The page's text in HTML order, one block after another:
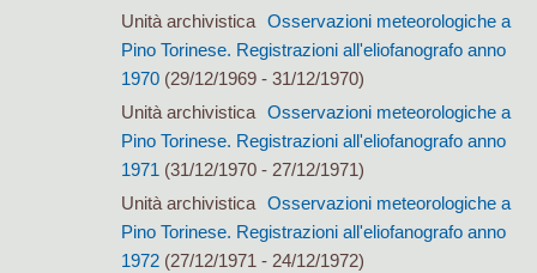
Unità archivistica Osservazioni meteorologiche a
Pino Torinese. Registrazioni all'eliofanografo anno
1970(29/12/1969 - 31/12/1970)
Unità archivistica Osservazioni meteorologiche a
Pino Torinese. Registrazioni all'eliofanografo anno
1971 (31/12/1970 - 27/12/1971)
Unità archivistica Osservazioni meteorologiche a
Pino Torinese. Registrazioni all'eliofanografo anno
1972(27/12/1971 - 24/12/1972)